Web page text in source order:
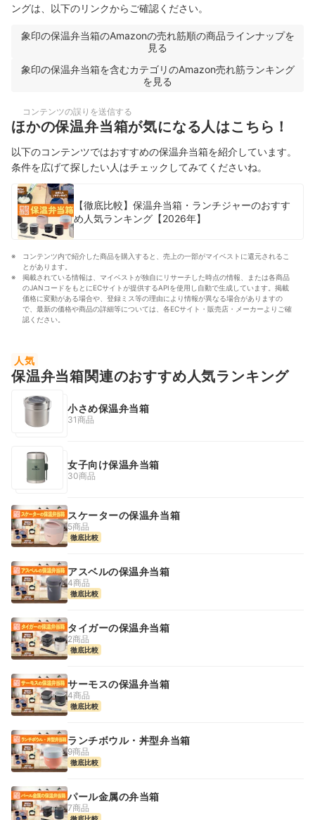
ングは、以下のリンクからご確認ください。
象印の保温弁当箱のAmazonの売れ筋順の商品ラインナップを
見る
象印の保温弁当箱を含むカテゴリのAmazon売れ筋ランキング
を見る
コンテンツの誤りを送信する
ほかの保温弁当箱が気になる人はこちら！
以下のコンテンツではおすすめの保温弁当箱を紹介しています。
条件を広げて探したい人はチェックしてみてくださいね。
【徹底比較】保温弁当箱・ランチジャーのおすす
め人気ランキング【2026年】
コンテンツ内で紹介した商品を購入すると、売上の一部がマイベストに還元されるこ
とがあります。
掲載されている情報は、マイベストが独自にリサーチした時点の情報、または各商品
のJANコードをもとにECサイトが提供するAPIを使用し自動で生成しています。掲載
価格に変動がある場合や、登録ミス等の理由により情報が異なる場合がありますの
で、最新の価格や商品の詳細等については、各ECサイト・販売店・メーカーよりご確
認ください。
人気
保温弁当箱関連のおすすめ人気ランキング
小さめ保温弁当箱
31商品
女子向け保温弁当箱
30商品
スケーターの保温弁当箱
5商品
徹底比較
アスベルの保温弁当箱
4商品
徹底比較
タイガーの保温弁当箱
2商品
徹底比較
サーモスの保温弁当箱
4商品
徹底比較
ランチボウル・丼型弁当箱
9商品
徹底比較
パール金属の弁当箱
7商品